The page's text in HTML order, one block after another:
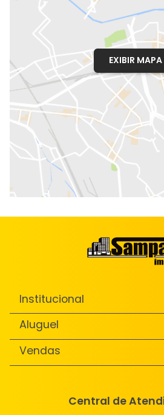
EXIBIR MAPA
Institucional
Aluguel
Vendas
Central de